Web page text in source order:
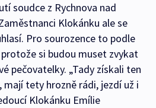
soudce z Rychnova nad
Klokánku ale se
Pro sourozence to podle
si budou muset zvykat
pečovatelky. „Tady získali ten
tety hrozně rádi, jezdí už i
Klokánku Emílie